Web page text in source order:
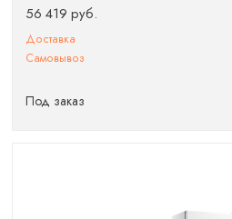
56 419 руб.
Доставка
Самовывоз
Под заказ